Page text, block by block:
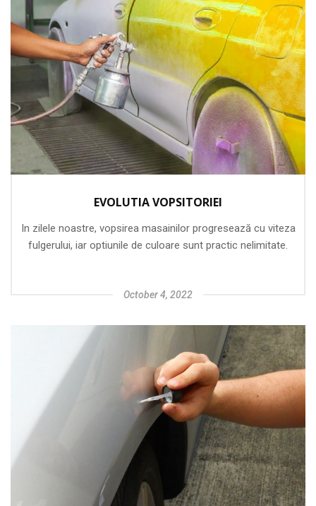
EVOLUTIA VOPSITORIEI
In zilele noastre, vopsirea masainilor progresează cu viteza
fulgerului, iar optiunile de culoare sunt practic nelimitate.
October 4, 2022